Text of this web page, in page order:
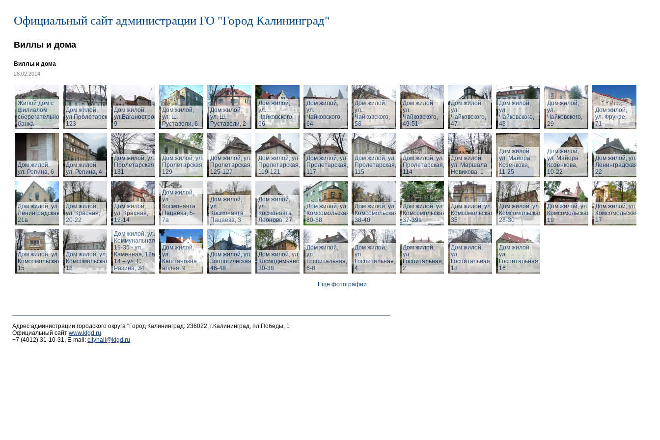
Официальный сайт администрации ГО "Город Калининград"
Виллы и дома
Виллы и дома
28.02.2014
Жилой дом с
филиалом
сберегательного
банка
Дом жилой,
ул.Пролетарская,
123
Дом жилой,
ул.Вагоностроительная,
9
Дом жилой,
ул. Ш.
Руставели, 6
Дом жилой,
ул. Ш.
Руставели, 2
Дом жилой,
ул.
Чайковского,
66
Дом жилой,
ул.
Чайковского,
64
Дом жилой,
ул.
Чайковского,
58
Дом жилой,
ул.
Чайковского,
49-51
Дом жилой,
ул.
Чайковского,
47
Дом жилой,
ул.
Чайковского,
43
Дом жилой,
ул.
Чайковского,
29
Дом жилой,
ул. Фрунзе,
71
Дом жилой,
ул. Репина, 6
Дом жилой,
ул. Репина, 4
Дом жилой, ул.
Пролетарская,
131
Дом жилой, ул.
Пролетарская,
129
Дом жилой, ул.
Пролетарская,
125-127
Дом жилой, ул.
Пролетарская,
119-121
Дом жилой, ул.
Пролетарская,
117
Дом жилой, ул.
Пролетарская,
115
Дом жилой, ул.
Пролетарская,
114
Дом жилой,
ул. Маршала
Новикова, 1
Дом жилой,
ул. Майора
Козенкова,
11-25
Дом жилой,
ул. Майора
Козенкова,
10-22
Дом жилой, ул.
Ленинградская,
22
Дом жилой, ул.
Ленинградская,
21а
Дом жилой,
ул. Красная,
20-22
Дом жилой,
ул. Красная,
12-14
Дом жилой,
ул.
Космонавта
Пацаева, 5-
7а
Дом жилой,
ул.
Космонавта
Пацаева, 3
Дом жилой,
ул.
Космонавта
Леонова, 27
Дом жилой, ул.
Комсомольская,
80-88
Дом жилой, ул.
Комсомольская,
38-40
Дом жилой, ул.
Комсомольская,
37-39а
Дом жилой, ул.
Комсомольская,
35
Дом жилой, ул.
Комсомольская,
28-30
Дом жилой, ул.
Комсомольская,
19
Дом жилой, ул.
Комсомольская,
17
Дом жилой, ул.
Комсомольская,
15
Дом жилой, ул.
Комсомольская,
12
Дом жилой, ул.
Коммунальная,
19-35 - ул.
Каменная, 12а,
14 – ул. С.
Разина, 34
Дом жилой,
ул.
Каштановая
аллея, 9
Дом жилой, ул.
Зоологическая,
46-48
Дом жилой, ул. З.
Космодемьянской
30-38
Дом жилой,
ул.
Госпитальная,
6-8
Дом жилой,
ул.
Госпитальная,
4
Дом жилой,
ул.
Госпитальная,
2
Дом жилой,
ул.
Госпитальная,
18
Дом жилой,
ул.
Госпитальная,
16
Еще фотографии
Адрес администрации городского округа "Город Калининград: 236022, г.Калининград, пл.Победы, 1
Официальный сайт www.klgd.ru
+7 (4012) 31-10-31, E-mail: cityhall@klgd.ru